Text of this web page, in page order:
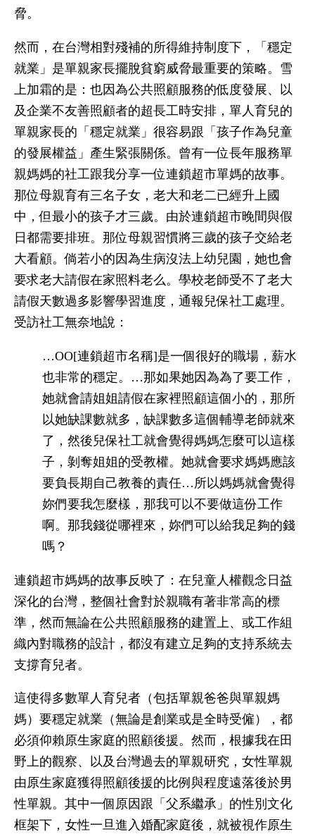
脅。
然而，在台灣相對殘補的所得維持制度下，「穩定
就業」是單親家長擺脫貧窮威脅最重要的策略。雪
上加霜的是：也因為公共照顧服務的低度發展、以
及企業不友善照顧者的超長工時安排，單人育兒的
單親家長的「穩定就業」很容易跟「孩子作為兒童
的發展權益」產生緊張關係。曾有一位長年服務單
親媽媽的社工跟我分享一位連鎖超市單媽的故事。
那位母親育有三名子女，老大和老二已經升上國
中，但最小的孩子才三歲。由於連鎖超市晚間與假
日都需要排班。那位母親習慣將三歲的孩子交給老
大看顧。倘若小的因為生病沒法上幼兒園，她也會
要求老大請假在家照料老么。學校老師受不了老大
請假天數過多影響學習進度，通報兒保社工處理。
受訪社工無奈地說：
…OO[連鎖超市名稱]是一個很好的職場，薪水
也非常的穩定。…那如果她因為為了要工作，
她就會請姐姐請假在家裡照顧這個小的，那所
以她缺課數就多，缺課數多這個輔導老師就來
了，然後兒保社工就會覺得媽媽怎麼可以這樣
子，剝奪姐姐的受教權。她就會要求媽媽應該
要負長期自己教養的責任…所以媽媽就會覺得
妳們要我怎麼樣，那我可以不要做這份工作
啊。那我錢從哪裡來，妳們可以給我足夠的錢
嗎？
連鎖超市媽媽的故事反映了：在兒童人權觀念日益
深化的台灣，整個社會對於親職有著非常高的標
準，然而無論在公共照顧服務的建置上、或工作組
織內對職務的設計，都沒有建立足夠的支持系統去
支撐育兒者。
這使得多數單人育兒者（包括單親爸爸與單親媽
媽）要穩定就業（無論是創業或是全時受僱），都
必須仰賴原生家庭的照顧後援。然而，根據我在田
野上的觀察、以及台灣過去的單親研究，女性單親
由原生家庭獲得照顧後援的比例與程度遠落後於男
性單親。其中一個原因跟「父系繼承」的性別文化
框架下，女性一旦進入婚配家庭後，就被視作原生